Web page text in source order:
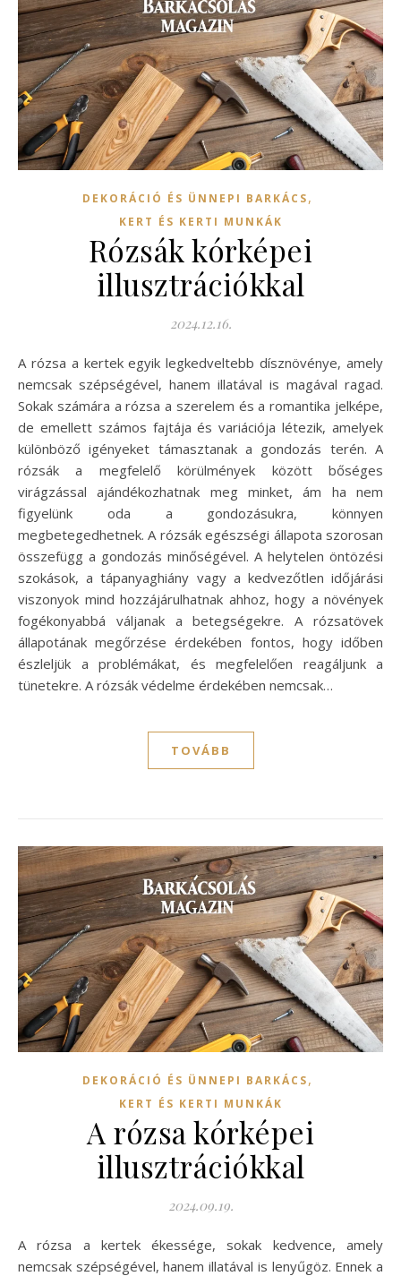
DEKORÁCIÓ ÉS ÜNNEPI BARKÁCS,
KERT ÉS KERTI MUNKÁK
Rózsák kórképei
illusztrációkkal
2024.12.16.
A rózsa a kertek egyik legkedveltebb dísznövénye, amely
nemcsak szépségével, hanem illatával is magával ragad.
Sokak számára a rózsa a szerelem és a romantika jelképe,
de emellett számos fajtája és variációja létezik, amelyek
különböző igényeket támasztanak a gondozás terén. A
rózsák a megfelelő körülmények között bőséges
virágzással ajándékozhatnak meg minket, ám ha nem
figyelünk oda a gondozásukra, könnyen
megbetegedhetnek. A rózsák egészségi állapota szorosan
összefügg a gondozás minőségével. A helytelen öntözési
szokások, a tápanyaghiány vagy a kedvezőtlen időjárási
viszonyok mind hozzájárulhatnak ahhoz, hogy a növények
fogékonyabbá váljanak a betegségekre. A rózsatövek
állapotának megőrzése érdekében fontos, hogy időben
észleljük a problémákat, és megfelelően reagáljunk a
tünetekre. A rózsák védelme érdekében nemcsak…
TOVÁBB
DEKORÁCIÓ ÉS ÜNNEPI BARKÁCS,
KERT ÉS KERTI MUNKÁK
A rózsa kórképei
illusztrációkkal
2024.09.19.
A rózsa a kertek ékessége, sokak kedvence, amely
nemcsak szépségével, hanem illatával is lenyűgöz. Ennek a